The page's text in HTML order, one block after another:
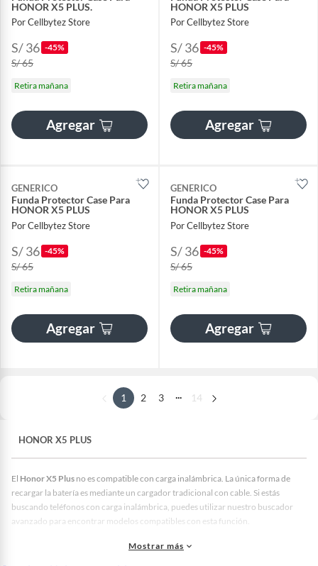
HONOR X5 PLUS.
Por Cellbytez Store
S/ 36 -45%
S/ 65
Retira mañana
Agregar
HONOR X5 PLUS
Por Cellbytez Store
S/ 36 -45%
S/ 65
Retira mañana
Agregar
GENERICO
Funda Protector Case Para
HONOR X5 PLUS
Por Cellbytez Store
S/ 36 -45%
S/ 65
Retira mañana
Agregar
GENERICO
Funda Protector Case Para
HONOR X5 PLUS
Por Cellbytez Store
S/ 36 -45%
S/ 65
Retira mañana
Agregar
1 2 3 ... 14
HONOR X5 PLUS
El Honor X5 Plus no es compatible con carga inalámbrica. La única forma de
recargar la batería es mediante un cargador tradicional con cable. Si estás
buscando teléfonos con carga inalámbrica, puedes utilizar nuestro buscador
avanzado para encontrar modelos compatibles con esta función.
Mostrar más